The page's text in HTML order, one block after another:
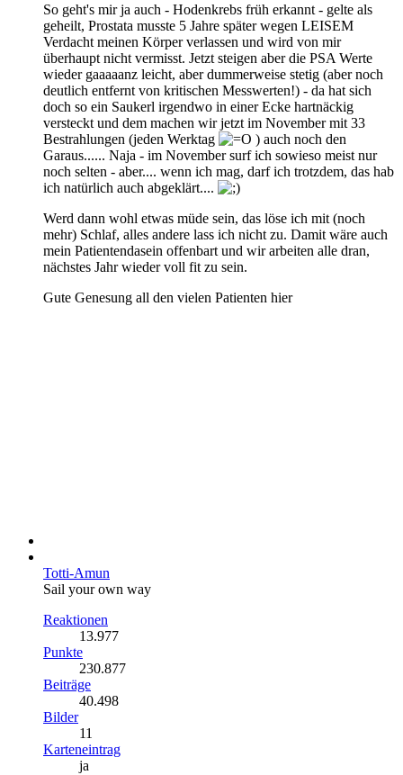
So geht's mir ja auch - Hodenkrebs früh erkannt - gelte als
geheilt, Prostata musste 5 Jahre später wegen LEISEM
Verdacht meinen Körper verlassen und wird von mir
überhaupt nicht vermisst. Jetzt steigen aber die PSA Werte
wieder gaaaaanz leicht, aber dummerweise stetig (aber noch
deutlich entfernt von kritischen Messwerten!) - da hat sich
doch so ein Saukerl irgendwo in einer Ecke hartnäckig
versteckt und dem machen wir jetzt im November mit 33
Bestrahlungen (jeden Werktag
) auch noch den
Garaus...... Naja - im November surf ich sowieso meist nur
noch selten - aber.... wenn ich mag, darf ich trotzdem, das hab
ich natürlich auch abgeklärt....
Werd dann wohl etwas müde sein, das löse ich mit (noch
mehr) Schlaf, alles andere lass ich nicht zu. Damit wäre auch
mein Patientendasein offenbart und wir arbeiten alle dran,
nächstes Jahr wieder voll fit zu sein.
Gute Genesung all den vielen Patienten hier
Totti-Amun
Sail your own way
Reaktionen
13.977
Punkte
230.877
Beiträge
40.498
Bilder
11
Karteneintrag
ja